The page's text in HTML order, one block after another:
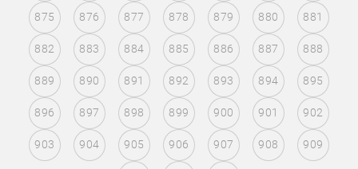
875 876 877 878 879 880 881
882 883 884 885 886 887 888
889 890 891 892 893 894 895
896 897 898 899 900 901 902
903 904 905 906 907 908 909